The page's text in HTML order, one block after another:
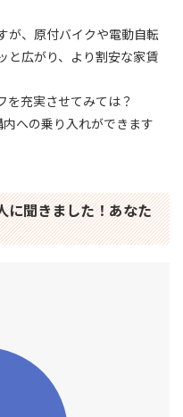
が、原付バイクや電動自転
と広がり、より割安な家賃
を充実させてみては？
への乗り入れができます
に聞きました！あなた